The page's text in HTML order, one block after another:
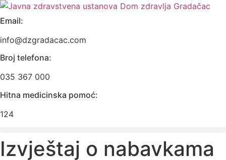
Skip
to
Email:
info@dzgradacac.com
Broj telefona:
035 367 000
Hitna medicinska pomoć:
124
Izvještaj o nabavkama